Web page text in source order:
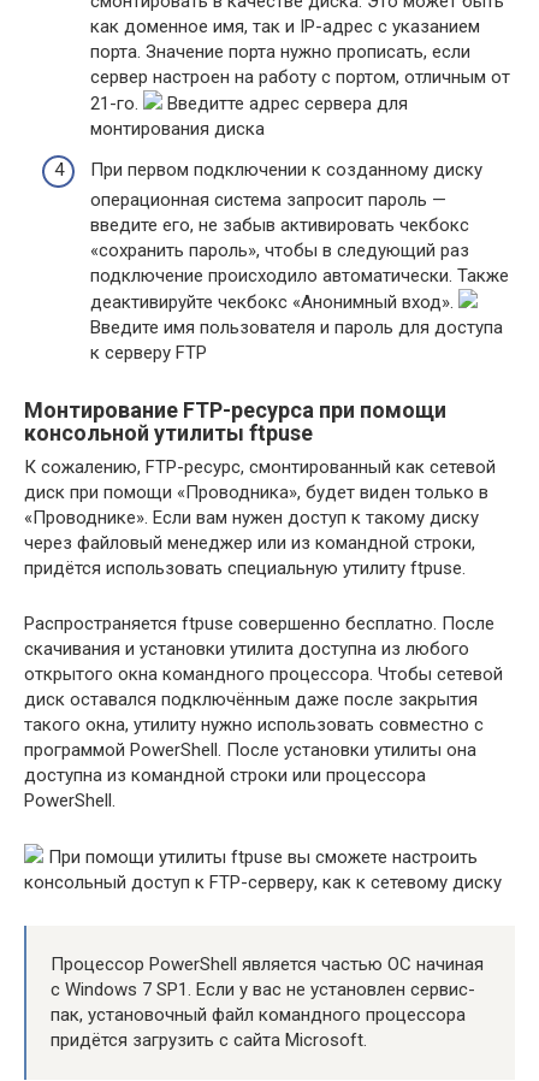
как доменное имя, так и IP-адрес с указанием
порта. Значение порта нужно прописать, если
сервер настроен на работу с портом, отличным от
21-го.
Введитте адрес сервера для
монтирования диска
При первом подключении к созданному диску
операционная система запросит пароль —
введите его, не забыв активировать чекбокс
«сохранить пароль», чтобы в следующий раз
подключение происходило автоматически. Также
деактивируйте чекбокс «Анонимный вход».
Введите имя пользователя и пароль для доступа
к серверу FTP
Монтирование FTP-ресурса при помощи
консольной утилиты ftpuse
К сожалению, FTP-ресурс, смонтированный как сетевой
диск при помощи «Проводника», будет виден только в
«Проводнике». Если вам нужен доступ к такому диску
через файловый менеджер или из командной строки,
придётся использовать специальную утилиту ftpuse.
Распространяется ftpuse совершенно бесплатно. После
скачивания и установки утилита доступна из любого
открытого окна командного процессора. Чтобы сетевой
диск оставался подключённым даже после закрытия
такого окна, утилиту нужно использовать совместно с
программой PowerShell. После установки утилиты она
доступна из командной строки или процессора
PowerShell.
При помощи утилиты ftpuse вы сможете настроить
консольный доступ к FTP-серверу, как к сетевому диску
Процессор PowerShell является частью ОС начиная
с Windows 7 SP1. Если у вас не установлен сервис-
пак, установочный файл командного процессора
придётся загрузить с сайта Microsoft.